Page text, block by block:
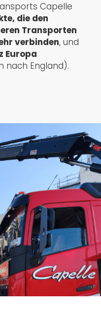
Capelle
die den
Transporten
verbinden, und
Europa
nach England).